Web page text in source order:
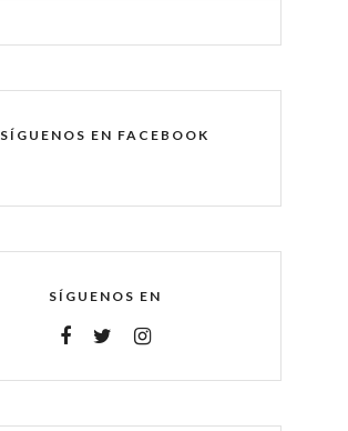
SÍGUENOS EN FACEBOOK
SÍGUENOS EN